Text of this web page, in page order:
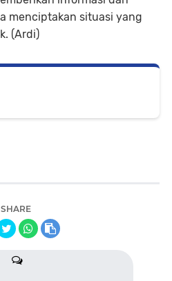
menciptakan situasi yang
(Ardi)
SHARE